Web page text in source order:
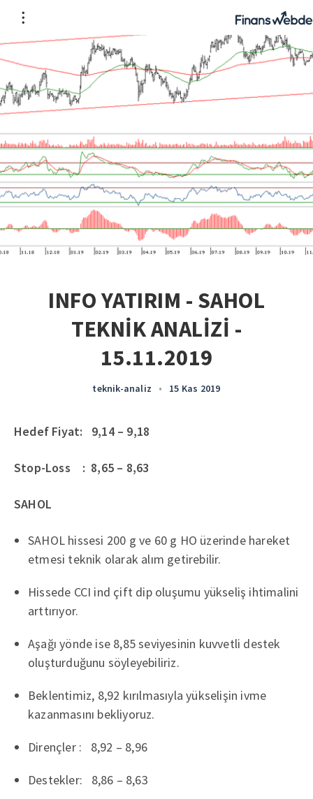
INFO YATIRIM - SAHOL
TEKNİK ANALİZİ -
15.11.2019
teknik-analiz • 15 Kas 2019
Hedef Fiyat: 9,14 – 9,18
Stop-Loss : 8,65 – 8,63
SAHOL
SAHOL hissesi 200 g ve 60 g HO üzerinde hareket
etmesi teknik olarak alım getirebilir.
Hissede CCI ind çift dip oluşumu yükseliş ihtimalini
arttırıyor.
Aşağı yönde ise 8,85 seviyesinin kuvvetli destek
oluşturduğunu söyleyebiliriz.
Beklentimiz, 8,92 kırılmasıyla yükselişin ivme
kazanmasını bekliyoruz.
Dirençler : 8,92 – 8,96
Destekler: 8,86 – 8,63